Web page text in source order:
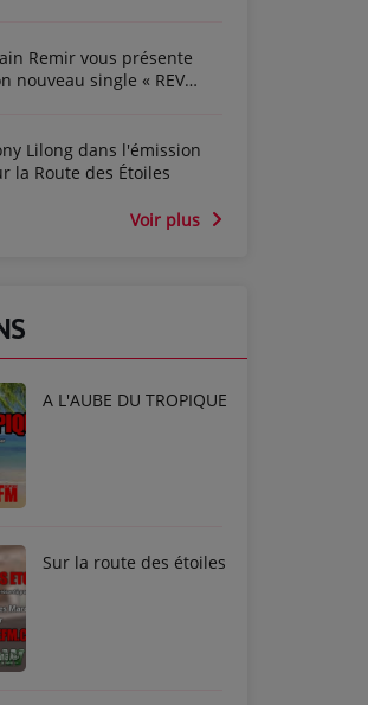
Remir vous présente
nouveau single « REV
Lilong dans l'émission
la Route des Étoiles
Voir plus
A L'AUBE DU TROPIQUE
Sur la route des étoiles